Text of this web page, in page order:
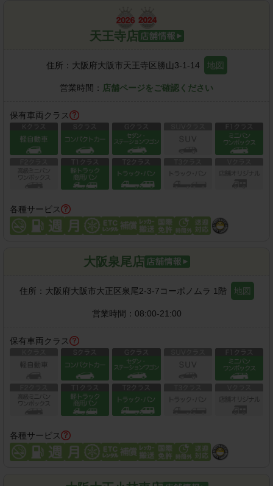
天王寺店
住所： 大阪府大阪市天王寺区勝山3-1-14 地図
営業時間： 店舗ページをご確認ください
保有車両クラス
各種サービス
大阪泉尾店
住所： 大阪府大阪市大正区泉尾2-3-7コーポノムラ 1階 地図
営業時間： 08:00-21:00
保有車両クラス
各種サービス